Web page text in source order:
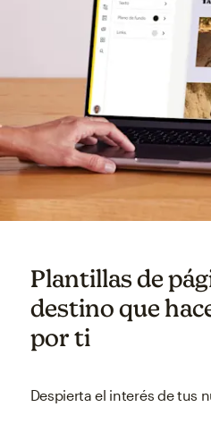
Plantillas de
destino que
por ti
Despierta el interés de tus